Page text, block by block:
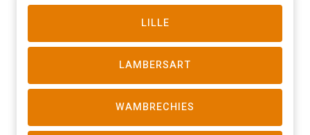
LILLE
LAMBERSART
WAMBRECHIES